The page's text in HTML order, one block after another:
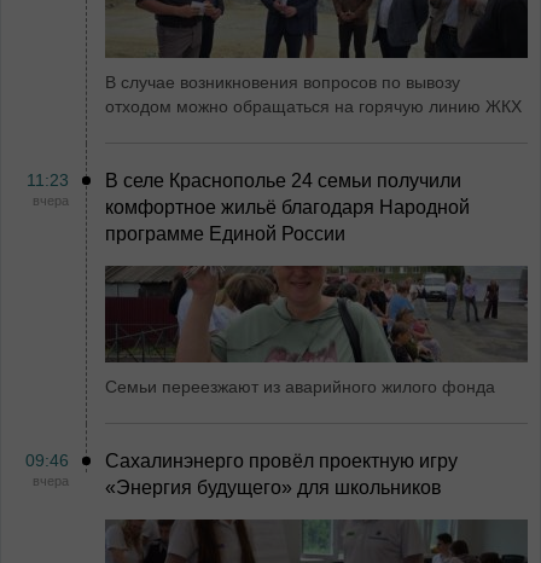
В случае возникновения вопросов по вывозу
отходом можно обращаться на горячую линию ЖКХ
11:23
вчера
В селе Краснополье 24 семьи получили
комфортное жильё благодаря Народной
программе Единой России
Семьи переезжают из аварийного жилого фонда
09:46
вчера
Сахалинэнерго провёл проектную игру
«Энергия будущего» для школьников